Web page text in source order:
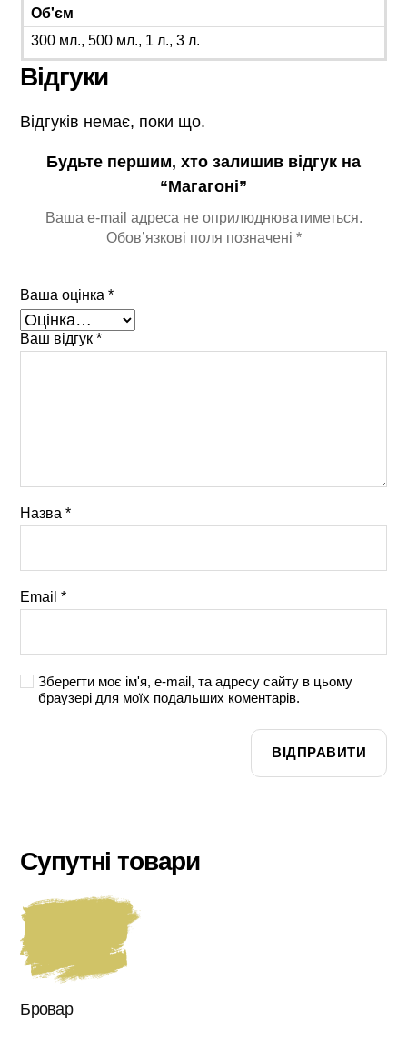
Об'єм
300 мл., 500 мл., 1 л., 3 л.
Відгуки
Відгуків немає, поки що.
Будьте першим, хто залишив відгук на
“Магагоні”
Ваша e-mail адреса не оприлюднюватиметься.
Обов’язкові поля позначені *
Ваша оцінка*
Ваш відгук*
Назва*
Email*
Зберегти моє ім'я, e-mail, та адресу сайту в цьому
браузері для моїх подальших коментарів.
Супутні товари
Бровар
Цей
товар
має
кілька
варіантів.